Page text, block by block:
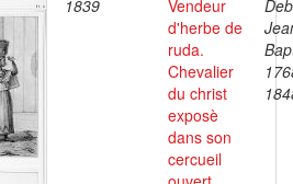
1839
Vendeur
d'herbe de
ruda.
Chevalier
du christ
exposè
dans son
cercueil